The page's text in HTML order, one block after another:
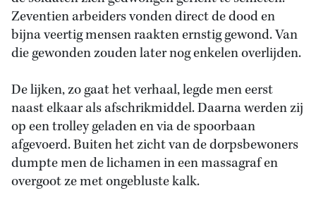
Zeventien arbeiders vonden direct de dood en
bijna veertig mensen raakten ernstig gewond. Van
die gewonden zouden later nog enkelen overlijden.
De lijken, zo gaat het verhaal, legde men eerst
naast elkaar als afschrikmiddel. Daarna werden zij
op een trolley geladen en via de spoorbaan
afgevoerd. Buiten het zicht van de dorpsbewoners
dumpte men de lichamen in een massagraf en
overgoot ze met ongebluste kalk.